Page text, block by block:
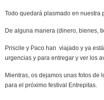
Todo quedará plasmado en nuestra
De alguna manera (dinero, bienes,
Priscile y Paco han viajado y ya
urgencias y para entregar y ver los
Mientras, os dejamos unas fotos de
para el próximo festival Entrepitas.